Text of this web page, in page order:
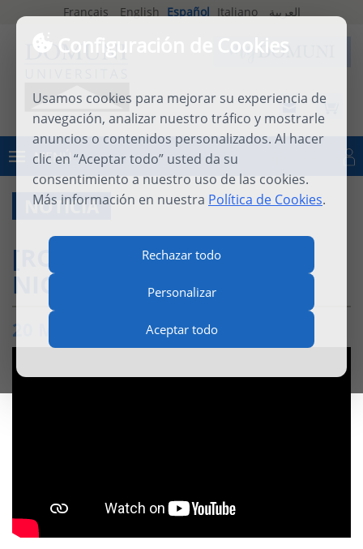
Configuración de Cookies
Usamos cookies para mejorar su experiencia de
navegación, analizar nuestro tráfico y mostrarle
anuncios o contenidos personalizados. Al hacer
clic en “Aceptar todo” usted da su
consentimiento a nuestro uso de las cookies.
Más información en nuestra Política de Cookies.
Rechazar todo
Personalizar
Aceptar todo
Français English Español Italiano العربية
MENÚ
NOTICIA
[ROSTROS DE DOMUNI]
NICHOLAS BRODIE
20 MARZO 2026